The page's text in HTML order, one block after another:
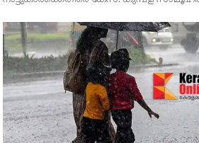
ഡോക്ടർമാർ ഇല്ലാത്തതായിരുന്നു
പ്രതിഷേധത്തിന് കാ